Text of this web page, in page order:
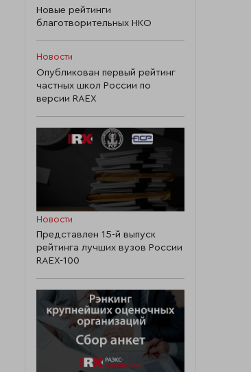
Новые рейтинги
благотворительных НКО
Новости
Опубликован первый рейтинг
частных школ России по
версии RAEX
Новости
Представлен 15-й выпуск
рейтинга лучших вузов России
RAEX-100